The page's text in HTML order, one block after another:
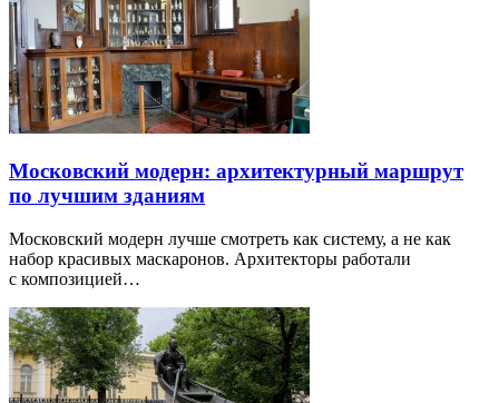
Московский модерн: архитектурный маршрут
по лучшим зданиям
Московский модерн лучше смотреть как систему, а не как
набор красивых маскаронов. Архитекторы работали
с композицией…